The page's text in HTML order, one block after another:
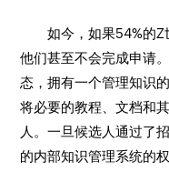
如今，如果54%的Z
他们甚至不会完成申请
态，拥有一个管理知识
将必要的教程、文档和
人。一旦候选人通过了
的内部知识管理系统的